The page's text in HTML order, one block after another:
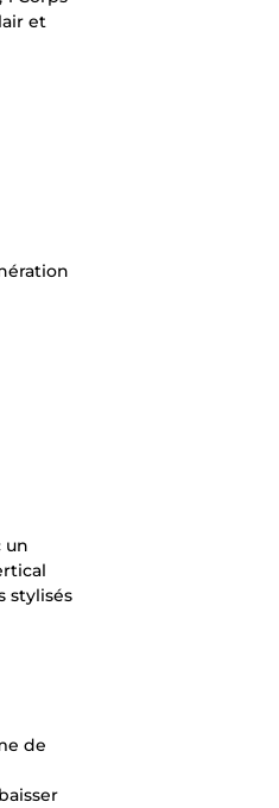
et
un
stylisés
de